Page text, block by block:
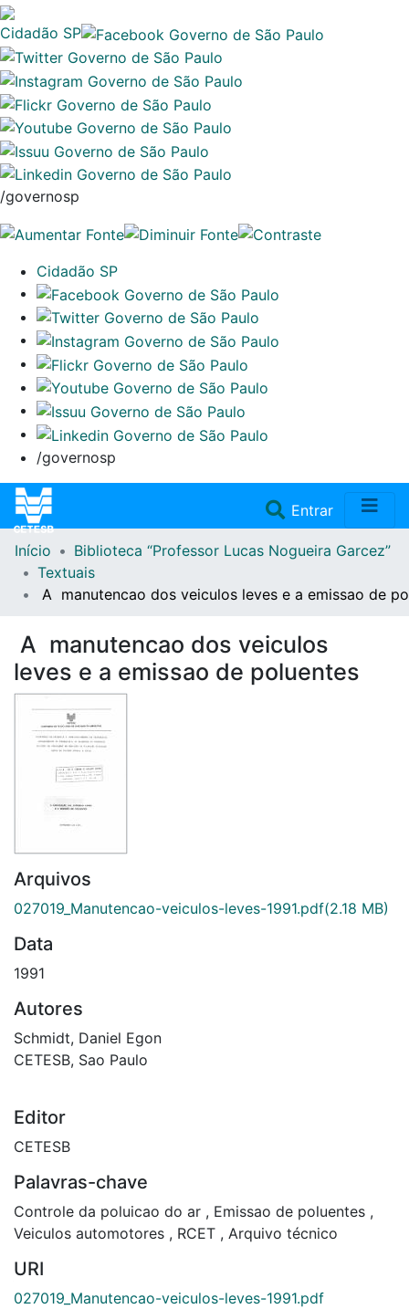
Cidadão SP
/governosp
Cidadão SP
/governosp
Entrar(current)
Home
Repositório
Doações/Aquisições
Fale Conosco
Início
Biblioteca “Professor Lucas Nogueira Garcez”
Textuais
A manutencao dos veiculos leves e a emissao de
A manutencao dos veiculos
leves e a emissao de poluentes
Arquivos
027019_Manutencao-veiculos-leves-1991.pdf(2.18 MB)
Data
1991
Autores
Schmidt, Daniel Egon
CETESB, Sao Paulo
Editor
CETESB
Palavras-chave
Controle da poluicao do ar , Emissao de poluentes ,
Veiculos automotores , RCET , Arquivo técnico
URI
027019_Manutencao-veiculos-leves-1991.pdf